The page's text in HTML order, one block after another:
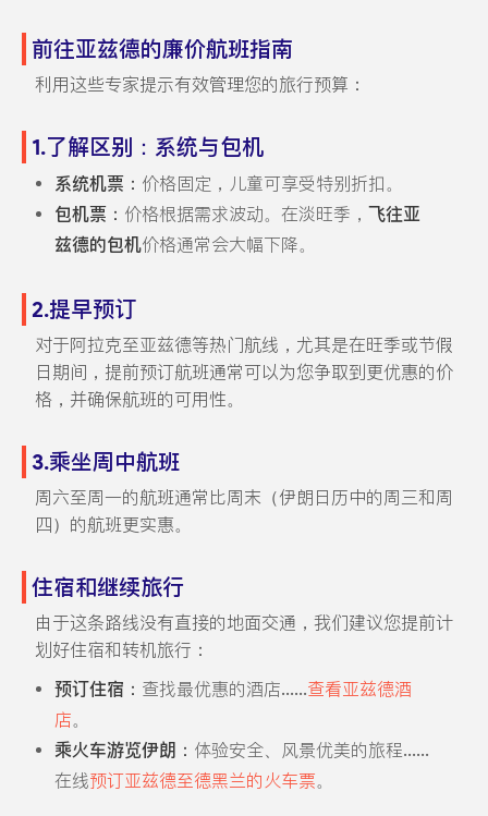
前往亚兹德的廉价航班指南
利用这些专家提示有效管理您的旅行预算：
1.了解区别：系统与包机
系统机票： 价格固定，儿童可享受特别折扣。
包机票： 价格根据需求波动。在淡旺季， 飞往亚
兹德的包机价格通常会大幅下降。
2.提早预订
对于阿拉克至亚兹德等热门航线，尤其是在旺季或节假
日期间，提前预订航班通常可以为您争取到更优惠的价
格，并确保航班的可用性。
3.乘坐周中航班
周六至周一的航班通常比周末（伊朗日历中的周三和周
四）的航班更实惠。
住宿和继续旅行
由于这条路线没有直接的地面交通，我们建议您提前计
划好住宿和转机旅行：
预订住宿： 查找最优惠的酒店......查看亚兹德酒
店。
乘火车游览伊朗： 体验安全、风景优美的旅程......
在线预订亚兹德至德黑兰的火车票。